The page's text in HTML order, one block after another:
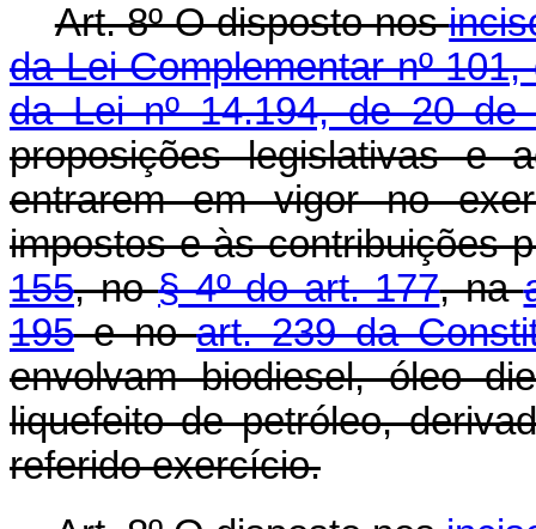
Art. 8º O disposto nos
da Lei Complementar nº
da Lei nº 14.194, de 20 de
proposições legislativas e
entrarem em vigor no
impostos e às contribuições
155, no§ 4º do art. 177, na
195e noart. 239 da
envolvam biodiesel, óleo
liquefeito de petróleo,
referido exercício.